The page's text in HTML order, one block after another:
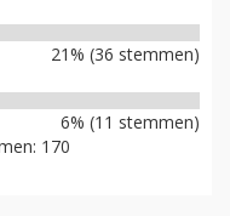
21% (36 stemmen)
6% (11 stemmen)
170